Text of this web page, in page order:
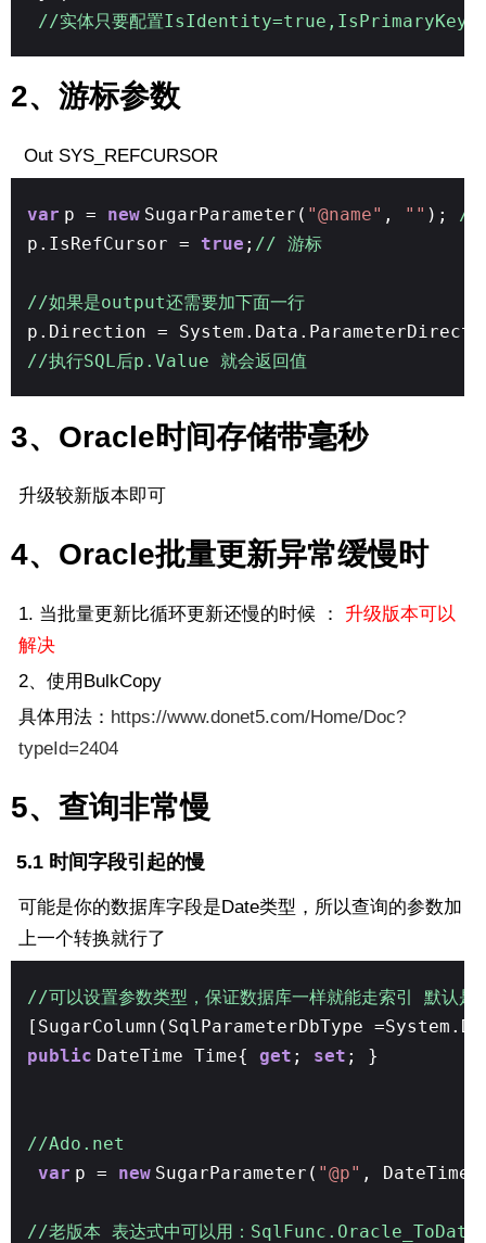
//实体只要配置IsIdentity=true,IsPrimaryKey
2、游标参数
Out SYS_REFCURSOR
var p = new SugarParameter( "@name" , "" ); //
p.IsRefCursor = true ; // 游标
//如果是output还需要加下面一行
p.Direction =
//执行SQL后p.Value 就会返回值
3、Oracle时间存储带毫秒
升级较新版本即可
4、Oracle批量更新异常缓慢时
1. 当批量更新比循环更新还慢的时候 ：
升级版本可以
解决
2、使用BulkCopy
具体用法： https://www.donet5.com/Home/Doc?
typeId=2404
5、查询非常慢
5.1 时间字段引起的慢
可能是你的数据库字段是Date类型，所以查询的参数加
上一个转换就行了
//可以设置参数类型，保证数据库一样就能走索引 默
[SugarColumn(SqlParameterDbType
public DateTime Time{ get ; set ; }
//Ado.net
var p = new SugarParameter( "@p" ,
//老版本 表达式中可以用：SqlFunc.Oracle_ToDate